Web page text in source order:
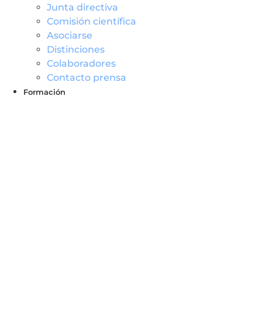
Junta directiva
Comisión científica
Asociarse
Distinciones
Colaboradores
Contacto prensa